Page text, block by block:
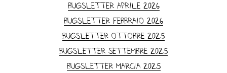
Bugsletter Aprile 2026
Bugsletter Febbraio 2026
Bugsletter Ottobre 2025
Bugsletter Settembre 2025
Bugsletter Marcia 2025